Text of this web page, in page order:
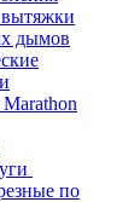
дымов
по